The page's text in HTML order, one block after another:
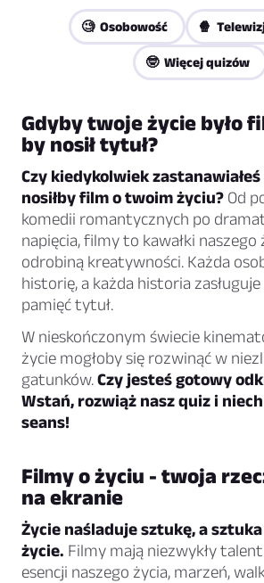
🧐 Osobowość 🍿
🤓 Więcej quizów
Gdyby twoje życie było
by nosił tytuł?
Czy kiedykolwiek
nosiłby film o twoim życiu? Od
komedii romantycznych po
napięcia, filmy to kawałki naszego
odrobiną kreatywności. Każda
historię, a każda historia
pamięć tytuł.
W nieskończonym świecie
życie mogłoby się rozwinąć w
gatunków.Czy jesteś gotowy
Wstań, rozwiąż nasz quiz i
seans!
Filmy o życiu - twoja
na ekranie
Życie naśladuje sztukę, a
życie. Filmy mają niezwykły
esencji naszego życia, marzeń,